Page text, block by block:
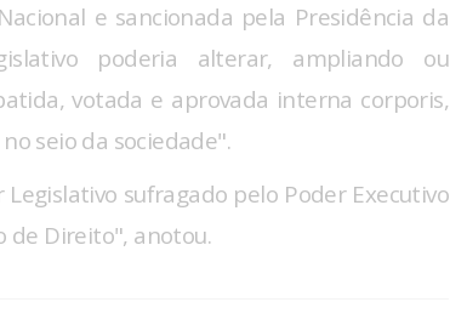
e sancionada pela Presidência da
poderia alterar, ampliando ou
votada e aprovada interna corporis,
seio da sociedade".
sufragado pelo Poder Executivo
de Direito", anotou.